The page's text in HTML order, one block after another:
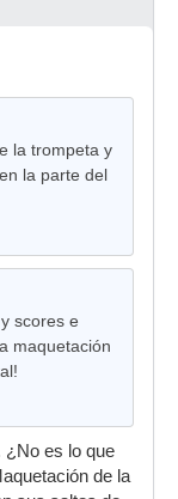
la trompeta y
la parte del
scores e
maquetación
¿No es lo que
de la